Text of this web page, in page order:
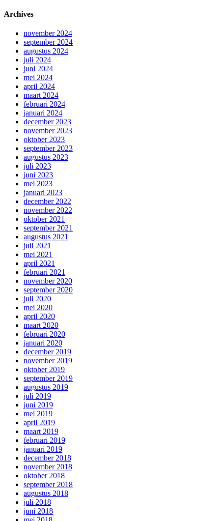
Archives
november 2024
september 2024
augustus 2024
juli 2024
juni 2024
mei 2024
april 2024
maart 2024
februari 2024
januari 2024
december 2023
november 2023
oktober 2023
september 2023
augustus 2023
juli 2023
juni 2023
mei 2023
januari 2023
december 2022
november 2022
oktober 2021
september 2021
augustus 2021
juli 2021
mei 2021
april 2021
februari 2021
november 2020
september 2020
juli 2020
mei 2020
april 2020
maart 2020
februari 2020
januari 2020
december 2019
november 2019
oktober 2019
september 2019
augustus 2019
juli 2019
juni 2019
mei 2019
april 2019
maart 2019
februari 2019
januari 2019
december 2018
november 2018
oktober 2018
september 2018
augustus 2018
juli 2018
juni 2018